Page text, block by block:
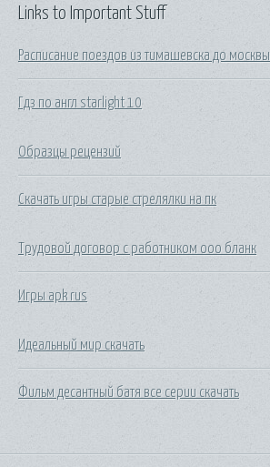
Links to Important Stuff
Расписание поездов из тимашевска до москвы
Гдз по англ starlight 10
Образцы рецензий
Скачать игры старые стрелялки на пк
Трудовой договор с работником ооо бланк
Игры apk rus
Идеальный мир скачать
Фильм десантный батя все серии скачать